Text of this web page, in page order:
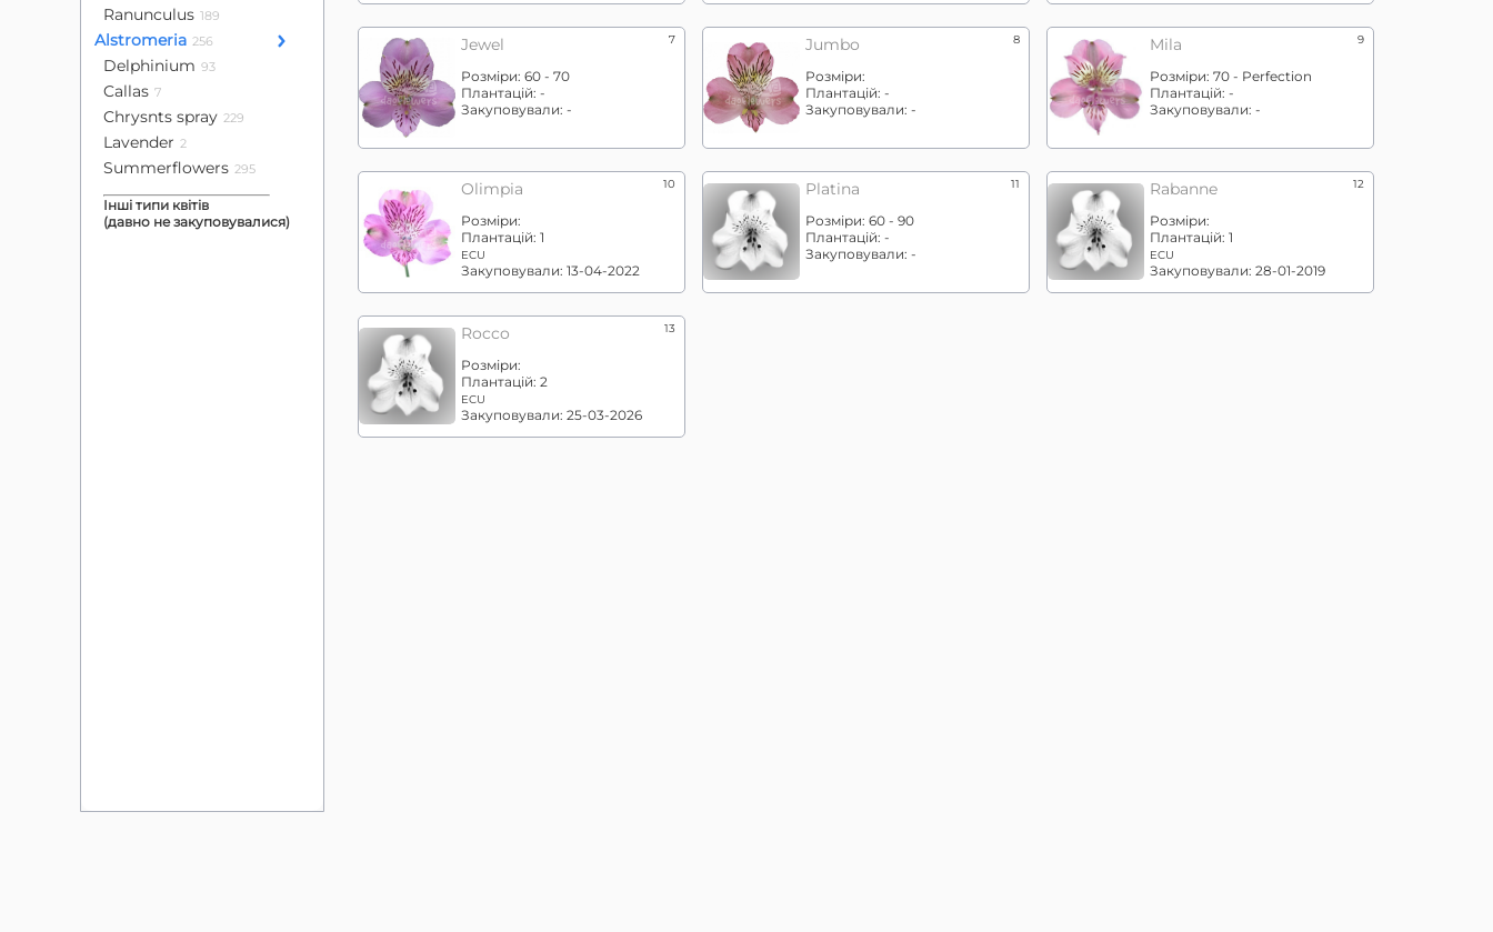
Ranunculus 189
Alstromeria 256
Delphinium 93
Callas 7
Chrysnts spray 229
Lavender 2
Summerflowers 295
Інші типи квітів
(давно не закуповувалися)
Jewel 7
Розміри: 60 - 70
Плантацій: -
Закуповували: -
Jumbo 8
Розміри:
Плантацій: -
Закуповували: -
Mila 9
Розміри: 70 - Perfection
Плантацій: -
Закуповували: -
Olimpia 10
Розміри:
Плантацій: 1
ECU
Закуповували: 13-04-2022
Platina 11
Розміри: 60 - 90
Плантацій: -
Закуповували: -
Rabanne 12
Розміри:
Плантацій: 1
ECU
Закуповували: 28-01-2019
Rocco 13
Розміри:
Плантацій: 2
ECU
Закуповували: 25-03-2026